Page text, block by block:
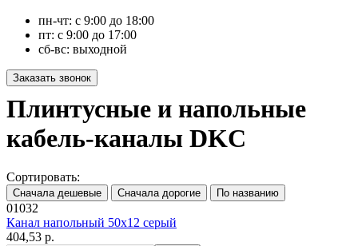
пн-чт: с 9:00 до 18:00
пт: с 9:00 до 17:00
сб-вс: выходной
Плинтусные и напольные
кабель-каналы DKC
Сортировать:
01032
Канал напольный 50x12 серый
404,53 р.